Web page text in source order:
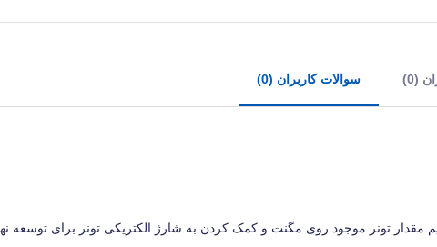
(0) سوالات کاربران (0)
مقدار تونر موجود روی مگنت و کمک کردن به شارژ الکتریکی تونر برای توسعه